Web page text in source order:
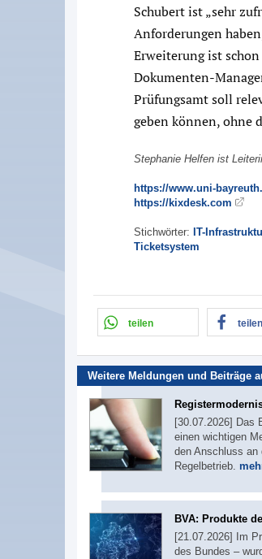
Schubert ist „sehr
Anforderungen
Erweiterung ist
Dokumenten-
Prüfungsamt soll
geben können, ohne
Stephanie Helfen ist
https://www.uni-
https://kixdesk.com
Stichwörter: IT-
Ticketsystem
teilen teilen
Weitere Meldungen und Beiträge
[30.07.2026] Das
einen wichtigen
den Anschluss an
Regelbetrieb.
BVA: Produkte
[21.07.2026] Im
des Bundes –